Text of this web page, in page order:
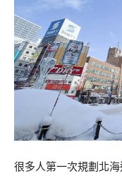
很多人第一次規劃北